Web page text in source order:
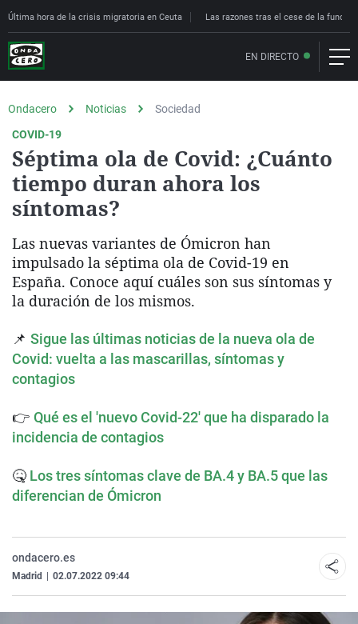
Última hora de la crisis migratoria en Ceuta Las razones tras el cese de la
EN DIRECTO
Ondacero Noticias
Sociedad
COVID-19
Séptima ola de Covid: ¿Cuánto
tiempo duran ahora los
síntomas?
Las nuevas variantes de Ómicron han
impulsado la séptima ola de Covid-19 en
España. Conoce aquí cuáles son sus síntomas y
la duración de los mismos.
📌 Sigue las últimas noticias de la nueva ola de
Covid: vuelta a las mascarillas, síntomas y
contagios
👉 Qué es el 'nuevo Covid-22' que ha disparado la
incidencia de contagios
🤒 Los tres síntomas clave de BA.4 y BA.5 que las
diferencian de Ómicron
ondacero.es
Madrid 02.07.2022 09:44